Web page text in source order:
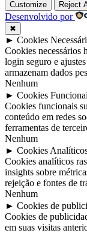
Customize Reject
Desenvolvido por
✖
► Cookies
Cookies necessários
login seguro e
armazenam dados
Nenhum
► Cookies
Cookies funcionais
conteúdo em redes
ferramentas de
Nenhum
► Cookies
Cookies analíticos
insights sobre
rejeição e fontes de
Nenhum
► Cookies de
Cookies de
em suas visitas